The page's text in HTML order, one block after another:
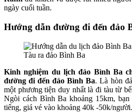
ngày cuối tuần.
Hướng dẫn đường đi đến đảo
Tàu ra đảo Bình Ba
Kinh nghiệm du lịch đảo Bình Ba
đường đi đến đảo Bình Ba. Là hòn
một phương tiện duy nhất là đi tàu từ
Ngòi cách Bình Ba khoảng 15km, bạn
tiếng, giá vé vào khoảng 40k -50k/người.